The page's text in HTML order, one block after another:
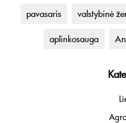
pavasaris valstybinė
aplinkosauga